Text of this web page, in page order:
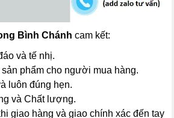
Bình Chánh cam kết:
và tế nhị.
phẩm cho người mua hàng.
luôn đúng hẹn.
và Chất lượng.
giao hàng và giao chính xác đến tay